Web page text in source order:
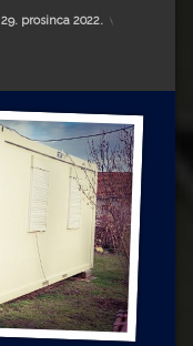
29. prosinca 2022.